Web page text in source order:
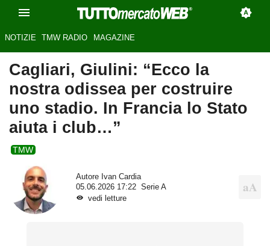
NOTIZIE TMW RADIO MAGAZINE
Cagliari, Giulini: “Ecco la
nostra odissea per costruire
uno stadio. In Francia lo Stato
aiuta i club…”
TMW
Autore Ivan Cardia
05.06.2026 17:22
Serie A
vedi letture